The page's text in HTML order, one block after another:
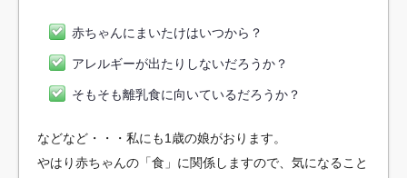
赤ちゃんにまいたけはいつから？
アレルギーが出たりしないだろうか？
そもそも離乳食に向いているだろうか？
などなど・・・私にも1歳の娘がおります。
やはり赤ちゃんの「食」に関係しますので、気になること